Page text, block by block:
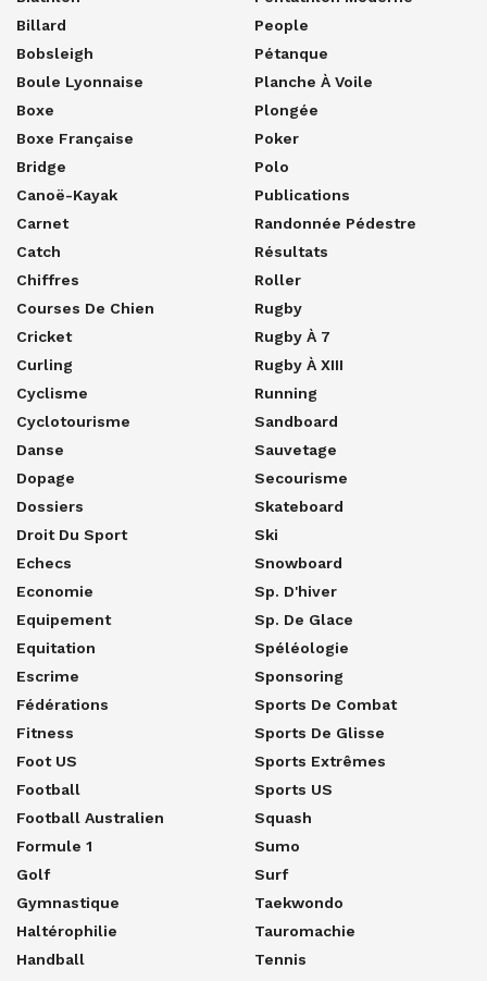
Billard
Bobsleigh
Boule Lyonnaise
Boxe
Boxe Française
Bridge
Canoë-Kayak
Carnet
Catch
Chiffres
Courses De Chien
Cricket
Curling
Cyclisme
Cyclotourisme
Danse
Dopage
Dossiers
Droit Du Sport
Echecs
Economie
Equipement
Equitation
Escrime
Fédérations
Fitness
Foot US
Football
Football Australien
Formule 1
Golf
Gymnastique
Haltérophilie
Handball
People
Pétanque
Planche À Voile
Plongée
Poker
Polo
Publications
Randonnée Pédestre
Résultats
Roller
Rugby
Rugby À 7
Rugby À XIII
Running
Sandboard
Sauvetage
Secourisme
Skateboard
Ski
Snowboard
Sp. D'hiver
Sp. De Glace
Spéléologie
Sponsoring
Sports De Combat
Sports De Glisse
Sports Extrêmes
Sports US
Squash
Sumo
Surf
Taekwondo
Tauromachie
Tennis